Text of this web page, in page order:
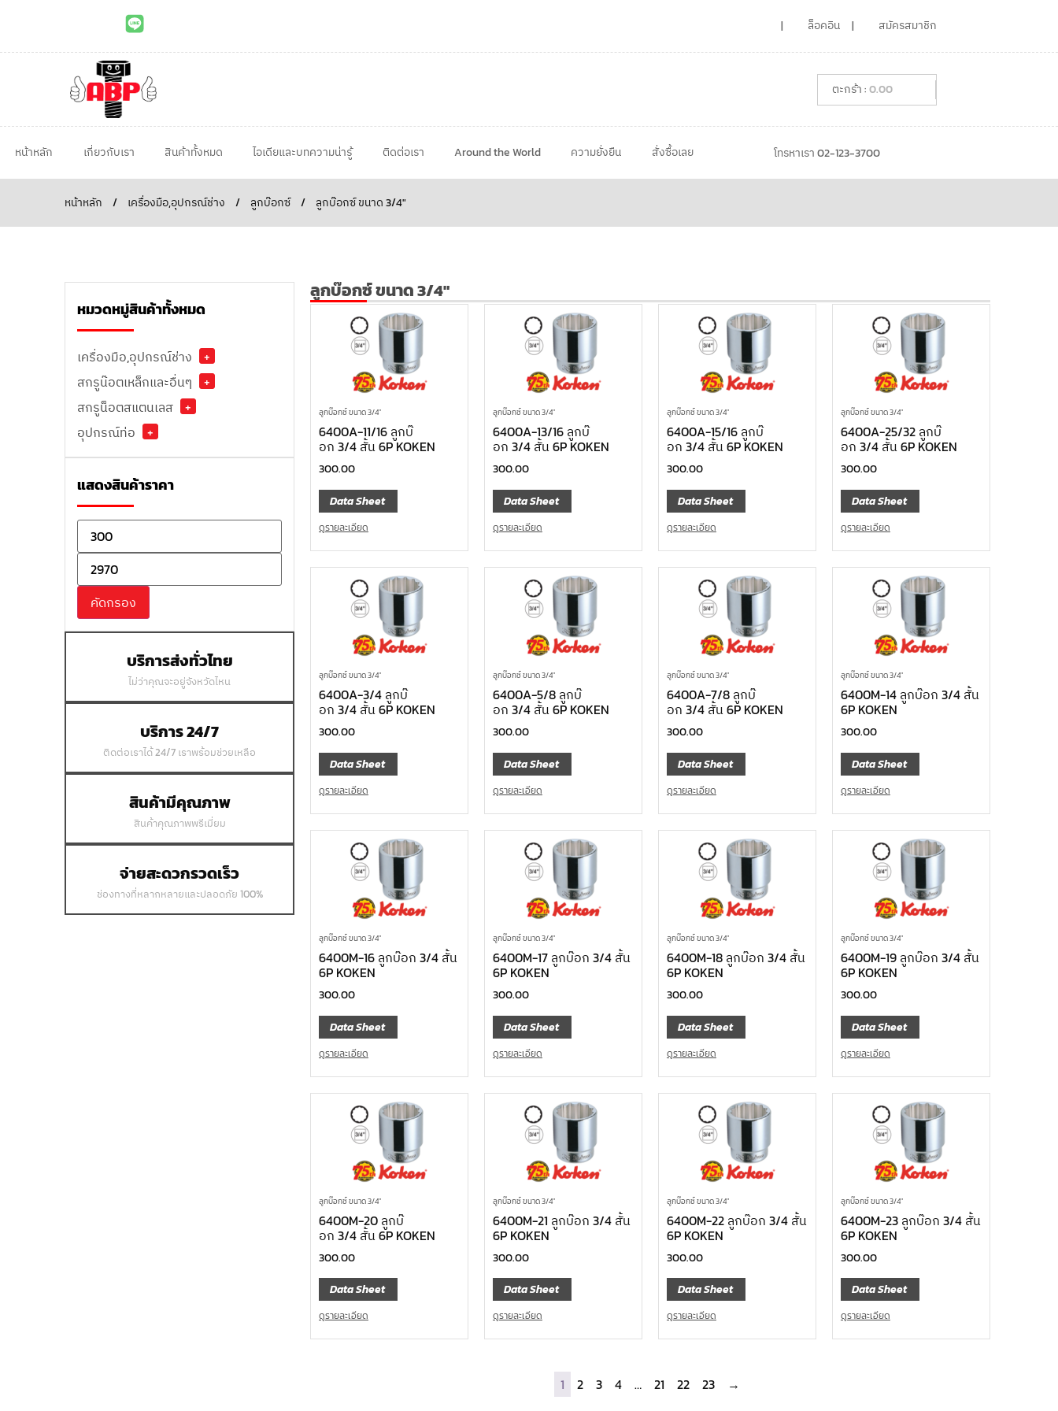
ล็อคอิน สมัครสมาชิก
0.00
หน้าหลัก เกี่ยวกับเรา สินค้าทั้งหมด ไอเดียและบทความน่ารู้ ติดต่อเรา Around the World ความยั่งยืน สั่งซื้อเลย โทรหาเรา 02-123-3700
หน้าหลัก / เครื่องมือ,อุปกรณ์ช่าง / ลูกบ๊อกซ์ / ลูกบ๊อกซ์ ขนาด 3/4"
หมวดหมู่สินค้าทั้งหมด
เครื่องมือ,อุปกรณ์ช่าง
+
สกรูน๊อตเหล็กและอื่นๆ
+
สกรูน็อตสแตนเลส
+
อุปกรณ์ท่อ
+
แสดงสินค้าราคา
คัดกรอง
บริการส่งทั่วไทย
ไม่ว่าคุณจะอยู่จังหวัดไหน
บริการ 24/7
ติดต่อเราได้ 24/7 เราพร้อมช่วยเหลือ
สินค้ามีคุณภาพ
สินค้าคุณภาพพรีเมี่ยม
จ่ายสะดวกรวดเร็ว
ช่องทางที่หลากหลายและปลอดภัย 100%
ลูกบ๊อกซ์ ขนาด 3/4"
ลูกบ๊อกซ์ ขนาด 3/4"
6400A-11/16 ลูกบ๊
อก 3/4 สั้น 6P KOKEN
300.00
Data Sheet
ดูรายละเอียด
ลูกบ๊อกซ์ ขนาด 3/4"
6400A-13/16 ลูกบ๊
อก 3/4 สั้น 6P KOKEN
300.00
Data Sheet
ดูรายละเอียด
ลูกบ๊อกซ์ ขนาด 3/4"
6400A-15/16 ลูกบ๊
อก 3/4 สั้น 6P KOKEN
300.00
Data Sheet
ดูรายละเอียด
ลูกบ๊อกซ์ ขนาด 3/4"
6400A-25/32 ลูกบ๊
อก 3/4 สั้น 6P KOKEN
300.00
Data Sheet
ดูรายละเอียด
ลูกบ๊อกซ์ ขนาด 3/4"
6400A-3/4 ลูกบ๊
อก 3/4 สั้น 6P KOKEN
300.00
Data Sheet
ดูรายละเอียด
ลูกบ๊อกซ์ ขนาด 3/4"
6400A-5/8 ลูกบ๊
อก 3/4 สั้น 6P KOKEN
300.00
Data Sheet
ดูรายละเอียด
ลูกบ๊อกซ์ ขนาด 3/4"
6400A-7/8 ลูกบ๊
อก 3/4 สั้น 6P KOKEN
300.00
Data Sheet
ดูรายละเอียด
ลูกบ๊อกซ์ ขนาด 3/4"
6400M-14 ลูกบ๊อก 3/4 สั้น
6P KOKEN
300.00
Data Sheet
ดูรายละเอียด
ลูกบ๊อกซ์ ขนาด 3/4"
6400M-16 ลูกบ๊อก 3/4 สั้น
6P KOKEN
300.00
Data Sheet
ดูรายละเอียด
ลูกบ๊อกซ์ ขนาด 3/4"
6400M-17 ลูกบ๊อก 3/4 สั้น
6P KOKEN
300.00
Data Sheet
ดูรายละเอียด
ลูกบ๊อกซ์ ขนาด 3/4"
6400M-18 ลูกบ๊อก 3/4 สั้น
6P KOKEN
300.00
Data Sheet
ดูรายละเอียด
ลูกบ๊อกซ์ ขนาด 3/4"
6400M-19 ลูกบ๊อก 3/4 สั้น
6P KOKEN
300.00
Data Sheet
ดูรายละเอียด
ลูกบ๊อกซ์ ขนาด 3/4"
6400M-20 ลูกบ๊
อก 3/4 สั้น 6P KOKEN
300.00
Data Sheet
ดูรายละเอียด
ลูกบ๊อกซ์ ขนาด 3/4"
6400M-21 ลูกบ๊อก 3/4 สั้น
6P KOKEN
300.00
Data Sheet
ดูรายละเอียด
ลูกบ๊อกซ์ ขนาด 3/4"
6400M-22 ลูกบ๊อก 3/4 สั้น
6P KOKEN
300.00
Data Sheet
ดูรายละเอียด
ลูกบ๊อกซ์ ขนาด 3/4"
6400M-23 ลูกบ๊อก 3/4 สั้น
6P KOKEN
300.00
Data Sheet
ดูรายละเอียด
1 2 3 4 … 21 22 23 →